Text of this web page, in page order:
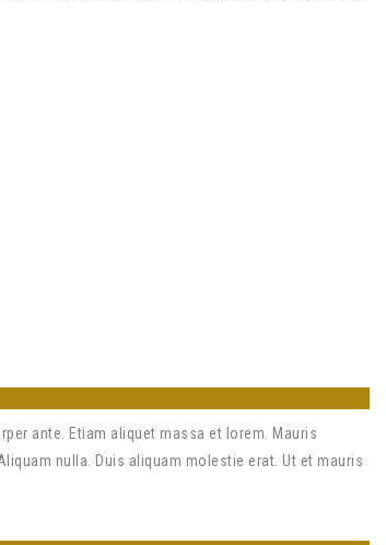
ante. Etiam aliquet massa et lorem. Mauris
nulla. Duis aliquam molestie erat. Ut et mauris